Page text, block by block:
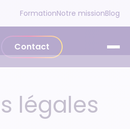
FormationNotre missionBlog
Contact
légales